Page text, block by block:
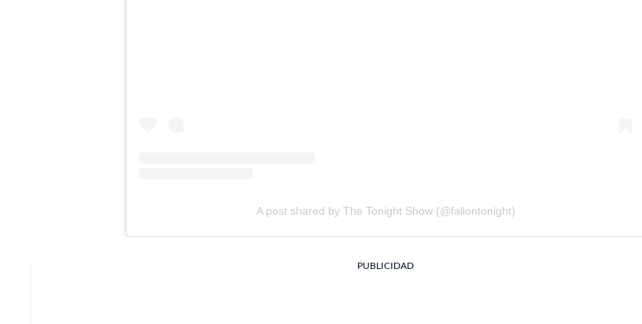
A post shared by The Tonight Show (@fallontonight)
PUBLICIDAD